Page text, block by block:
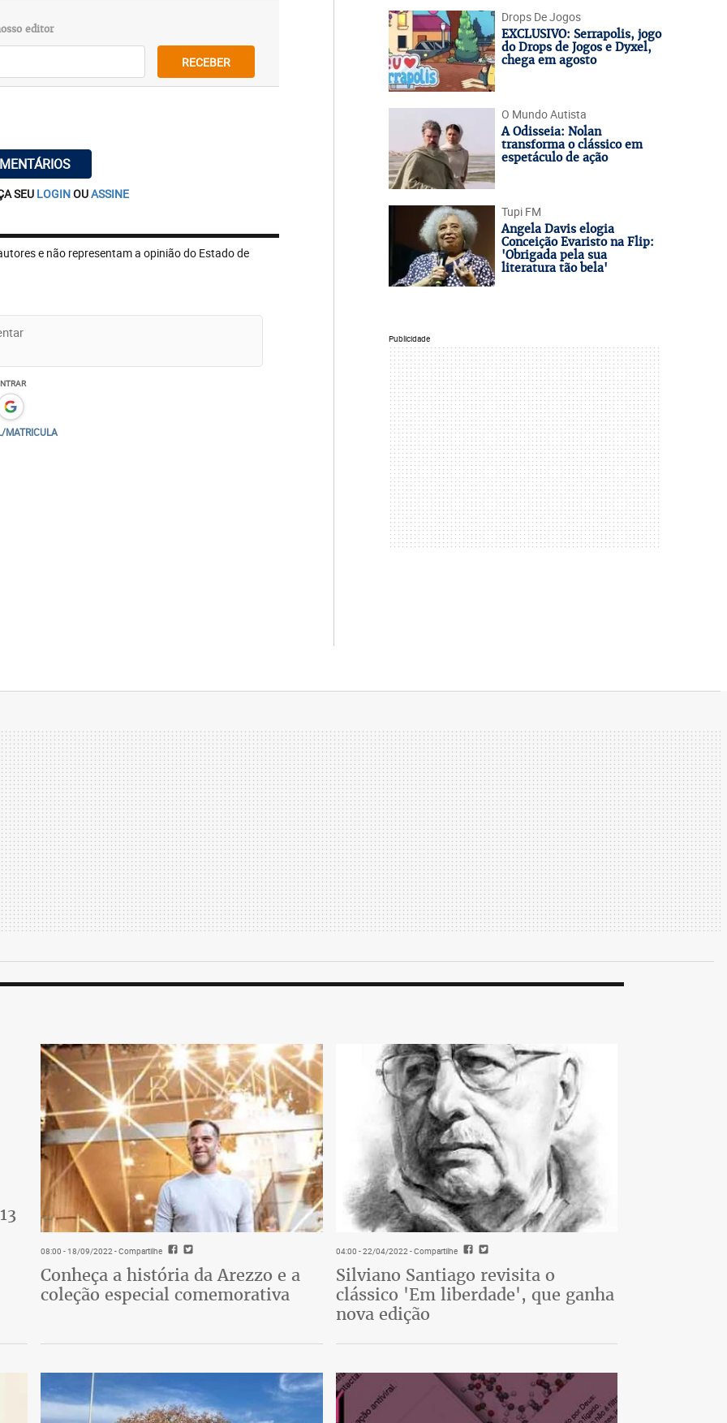
editor
RECEBER
SEU LOGINOUASSINE
e não representam a opinião do Estado de
MATRICULA
Drops De Jogos
EXCLUSIVO: Serrapolis, jogo
do Drops de Jogos e Dyxel,
chega em agosto
O Mundo Autista
A Odisseia: Nolan
transforma o clássico em
espetáculo de ação
Tupi FM
Angela Davis elogia
Conceição Evaristo na Flip:
'Obrigada pela sua
literatura tão bela'
Publicidade
08:00 - 18/09/2022- Compartilhe
Conheça a história da Arezzo e a
coleção especial comemorativa
04:00 - 22/04/2022- Compartilhe
Silviano Santiago revisita o
clássico 'Em liberdade', que ganha
nova edição